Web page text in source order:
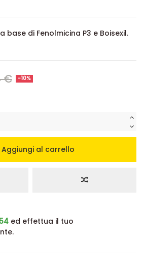
base di Fenolmicina P3 e Boisexil.
€ -10%
Aggiungi al carrello
ed effettua il tuo